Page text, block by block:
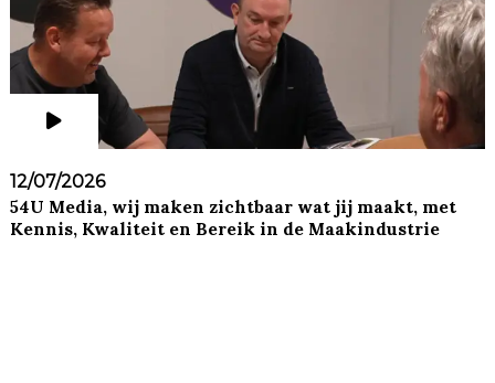
12/07/2026
54U Media, wij maken zichtbaar wat jij maakt, met
Kennis, Kwaliteit en Bereik in de Maakindustrie